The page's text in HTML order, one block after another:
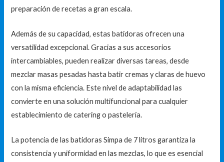
preparación de recetas a gran escala.
Además de su capacidad, estas batidoras ofrecen una
versatilidad excepcional. Gracias a sus accesorios
intercambiables, pueden realizar diversas tareas, desde
mezclar masas pesadas hasta batir cremas y claras de huevo
con la misma eficiencia. Este nivel de adaptabilidad las
convierte en una solución multifuncional para cualquier
establecimiento de catering o pastelería.
La potencia de las batidoras Simpa de 7 litros garantiza la
consistencia y uniformidad en las mezclas, lo que es esencial